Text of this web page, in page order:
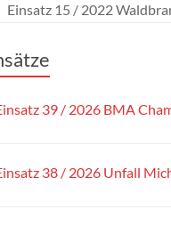
Einsatz 15 / 2022
39 / 2026 BMA
38 / 2026 Unfall